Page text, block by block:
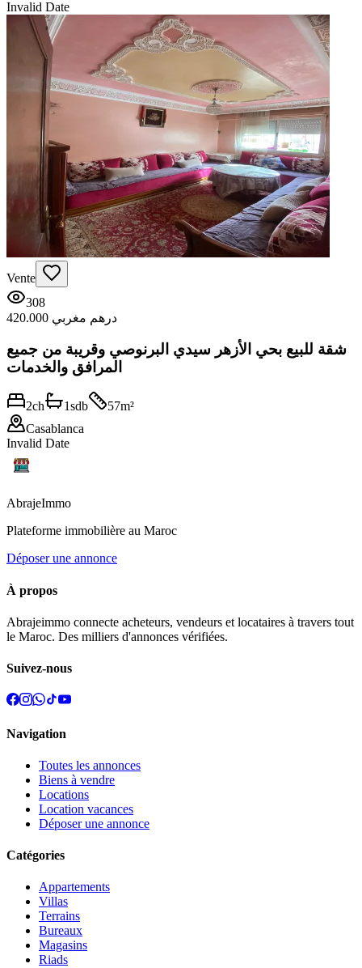
Invalid Date
Vente
308
420.000 درهم مغربي
شقة للبيع بحي الأزهر سيدي البرنوصي وقريبة من جميع
المرافق والخدمات
2ch 1sdb 57m²
Casablanca
Invalid Date
AbrajeImmo
Plateforme immobilière au Maroc
Déposer une annonce
À propos
Abrajeimmo connecte acheteurs, vendeurs et locataires à travers tout
le Maroc. Des milliers d'annonces vérifiées.
Suivez-nous
Navigation
Toutes les annonces
Biens à vendre
Locations
Location vacances
Déposer une annonce
Catégories
Appartements
Villas
Terrains
Bureaux
Magasins
Riads